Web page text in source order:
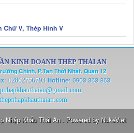
Chữ V, Thép Hình V
KINH DOANH THÉP THÁI AN
Chinh, P.Tân Thới Nhất, Quận 12
: 02862756793 Hotline: 0903 363 863
thepnhapkhauthaian.com
Nhập Khẩu Thái An . Powered by NukeViet